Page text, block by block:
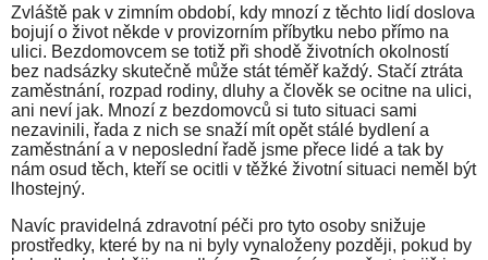
Zvláště pak v zimním období, kdy mnozí z těchto lidí doslova
bojují o život někde v provizorním příbytku nebo přímo na
ulici. Bezdomovcem se totiž při shodě životních okolností
bez nadsázky skutečně může stát téměř každý. Stačí ztráta
zaměstnání, rozpad rodiny, dluhy a člověk se ocitne na ulici,
ani neví jak. Mnozí z bezdomovců si tuto situaci sami
nezavinili, řada z nich se snaží mít opět stálé bydlení a
zaměstnání a v neposlední řadě jsme přece lidé a tak by
nám osud těch, kteří se ocitli v těžké životní situaci neměl být
lhostejný.
Navíc pravidelná zdravotní péči pro tyto osoby snižuje
prostředky, které by na ni byly vynaloženy později, pokud by